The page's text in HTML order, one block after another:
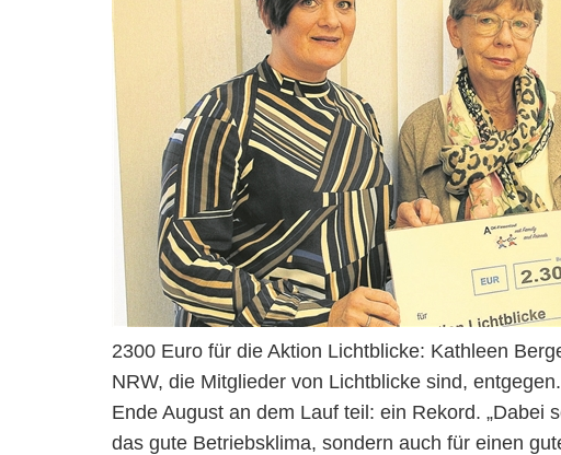
2300 Euro für die Aktion Lichtblicke: Kathleen
NRW, die Mitglieder von Lichtblicke sind,
Ende August an dem Lauf teil: ein Rekord.
das gute Betriebsklima, sondern auch für einen